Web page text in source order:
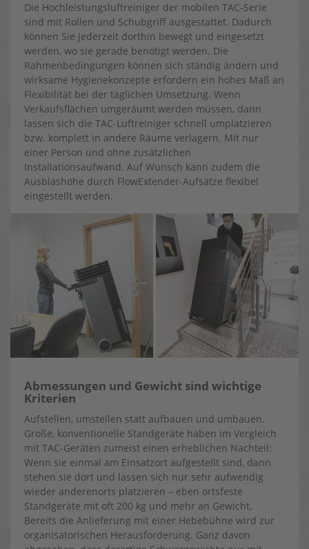
Die Hochleistungsluftreiniger der mobilen TAC-Serie
sind mit Rollen und Schubgriff ausgestattet. Dadurch
können Sie jederzeit dorthin bewegt und eingesetzt
werden, wo sie gerade benötigt werden. Die
Rahmenbedingungen können sich ständig ändern und
wirksame Hygienekonzepte erfordern ein hohes Maß an
Flexibilität bei der täglichen Umsetzung. Wenn
Verkaufsflächen umgeräumt werden müssen, dann
lassen sich die TAC-Luftreiniger schnell umplatzieren
bzw. komplett in andere Räume verlagern. Mit nur
einer Person und ohne zusätzlichen
Installationsaufwand. Auf Wunsch kann zudem die
Ausblashöhe durch FlowExtender-Aufsätze flexibel
eingestellt werden.
Abmessungen und Gewicht sind wichtige
Kriterien
Aufstellen, umstellen statt aufbauen und umbauen.
Große, konventionelle Standgeräte haben im Vergleich
mit TAC-Geräten zumeist einen erheblichen Nachteil:
Wenn sie einmal am Einsatzort aufgestellt sind, dann
stehen sie dort und lassen sich nur sehr aufwendig
wieder anderenorts platzieren – eben ortsfeste
Standgeräte mit oft 200 kg und mehr an Gewicht.
Bereits die Anlieferung mit einer Hebebühne wird zur
organisatorischen Herausforderung. Ganz davon